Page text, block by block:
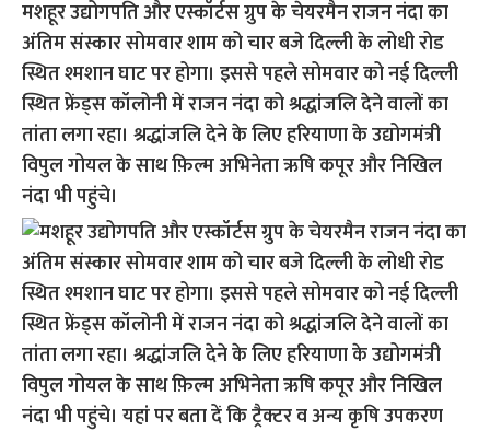
मशहूर उद्योगपति और एस्कॉर्टस ग्रुप के चेयरमैन राजन नंदा का
अंतिम संस्कार सोमवार शाम को चार बजे दिल्ली के लोधी रोड
स्थित श्मशान घाट पर होगा। इससे पहले सोमवार को नई दिल्ली
स्थित फ्रेंड्स कॉलोनी में राजन नंदा को श्रद्धांजलि देने वालों का
तांता लगा रहा। श्रद्धांजलि देने के लिए हरियाणा के उद्योगमंत्री
विपुल गोयल के साथ फ़िल्म अभिनेता ऋषि कपूर और निखिल
नंदा भी पहुंचे।